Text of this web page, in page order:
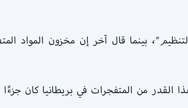
بينما قال آخر إن مخزون المواد
من المتفجرات في بريطانيا كان جزءًا